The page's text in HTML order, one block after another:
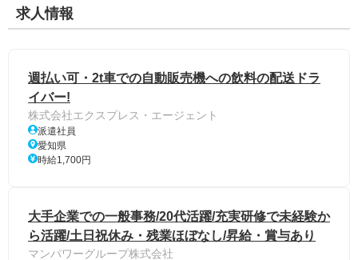
求人情報
週払い可・2t車での自動販売機への飲料の配送ドラ
イバー!
株式会社エクスプレス・エージェント
派遣社員
愛知県
時給1,700円
大手企業での一般事務/20代活躍/充実研修で未経験か
ら活躍/土日祝休み・残業ほぼなし/昇給・賞与あり
マンパワーグループ株式会社